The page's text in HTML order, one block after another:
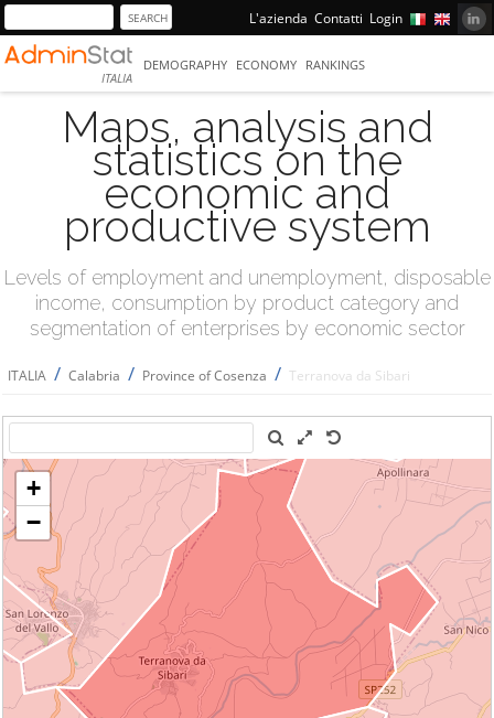
L'azienda Contatti Login
ITALIA
DEMOGRAPHY ECONOMY RANKINGS
Maps, analysis and
statistics on the
economic and
productive system
Levels of employment and unemployment, disposable
income, consumption by product category and
segmentation of enterprises by economic sector
ITALIA / Calabria / Province of Cosenza / Terranova da Sibari